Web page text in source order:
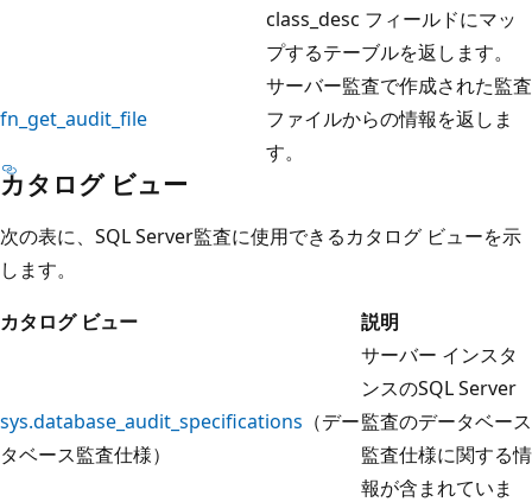
class_desc フィールドにマッ
プするテーブルを返します。
fn_get_audit_file
サーバー監査で作成された監査
ファイルからの情報を返しま
す。
カタログ ビュー
次の表に、SQL Server監査に使用できるカタログ ビューを示
します。
カタログ ビュー
説明
sys.database_audit_specifications （デー
タベース監査仕様）
サーバー インスタ
ンスのSQL Server
監査のデータベース
監査仕様に関する情
報が含まれていま